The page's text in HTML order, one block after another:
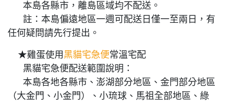
本島各縣市，離島區域均不配送。
註：本島偏遠地區一週可配送日僅一至兩日，有
任何疑問請先行提出。
★雞蛋使用 黑貓宅急便常溫宅配
黑貓宅急便配送範圍說明：
本島各地各縣市、澎湖部分地區、金門部分地區
（大金門、小金門）、小琉球、馬祖全部地區、綠